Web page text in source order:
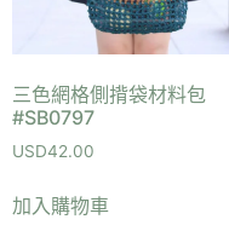
三色網格側揹袋材料包
#SB0797
USD42.00
加入購物車